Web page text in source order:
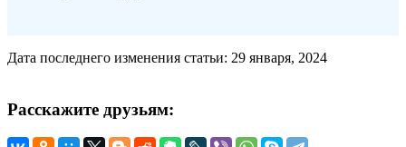
Дата последнего изменения статьи: 29 января, 2024
Расскажите друзьям: